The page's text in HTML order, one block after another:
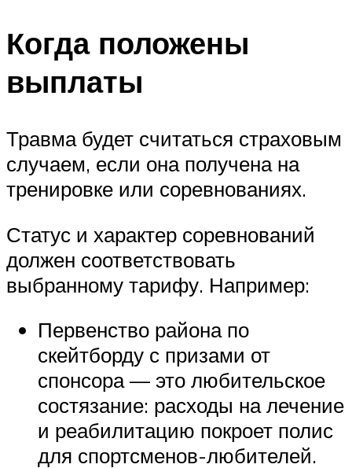
Когда положены
выплаты
Травма будет считаться страховым
случаем, если она получена на
тренировке или соревнованиях.
Статус и характер соревнований
должен соответствовать
выбранному тарифу. Например:
Первенство района по
скейтборду с призами от
спонсора — это любительское
состязание: расходы на лечение
и реабилитацию покроет полис
для спортсменов-любителей.